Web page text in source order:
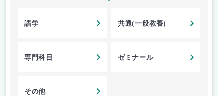
語学 共通(一般教養)
専門科目 ゼミナール
その他